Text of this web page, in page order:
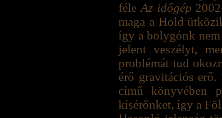
féle Az időgép
maga a Hold
így a bolygónk
jelent veszélyt,
problémát tud
érő gravitációs
című könyvében
kísérőnket, így a